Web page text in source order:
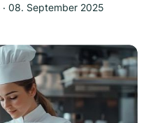
‧ 08. September 2025